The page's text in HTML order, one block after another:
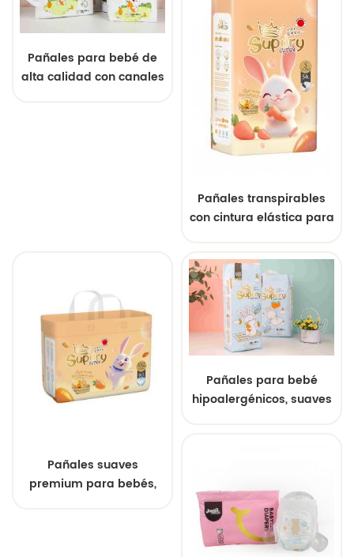
Pañales para bebé de
alta calidad con canales
Pañales transpirables
con cintura elástica para
y a prueba de fugas
para mayor comodidad
durante todo el día.
Pañales suaves
premium para bebés,
Pañales para bebé
hipoalergénicos, suaves